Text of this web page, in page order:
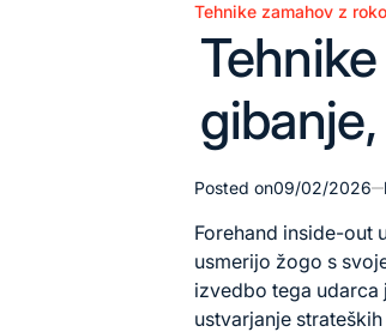
Posted
in
Tehnike zamahov z
Posted on09/02/2026
Forehand inside-out
usmerijo žogo s
izvedbo tega udarca
ustvarjanje